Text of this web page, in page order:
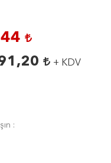
+ KDV
: